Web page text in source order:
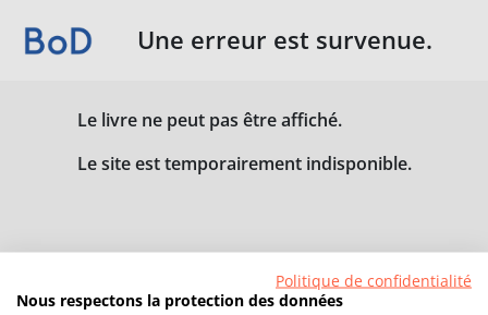
Une erreur est survenue.
Le livre ne peut pas être affiché.
Le site est temporairement indisponible.
Politique de confidentialité
Nous respectons la protection des données